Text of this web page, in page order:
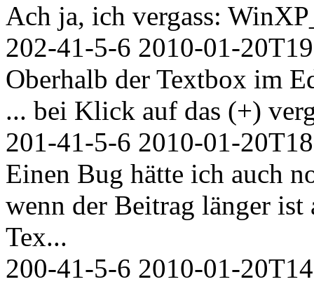
Ach ja, ich vergass:
202-41-5-6 2010-01-
Oberhalb der Textbox im
... bei Klick auf das (+)
201-41-5-6 2010-01-
Einen Bug hätte ich auch
wenn der Beitrag länger ist
Tex...
200-41-5-6 2010-01-